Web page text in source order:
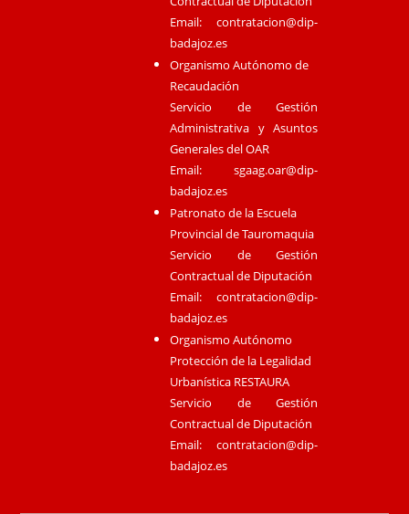
Email:contratacion@dip-
badajoz.es
Organismo Autónomo de
Recaudación
Servicio de Gestión
Administrativa y Asuntos
Generales del OAR
Email:sgaag.oar@dip-
badajoz.es
Patronato de la Escuela
Provincial de Tauromaquia
Servicio de Gestión
Contractual de Diputación
Email:contratacion@dip-
badajoz.es
Organismo Autónomo
Protección de la Legalidad
Urbanística RESTAURA
Servicio de Gestión
Contractual de Diputación
Email:contratacion@dip-
badajoz.es